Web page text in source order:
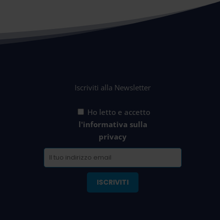
Iscriviti alla Newsletter
Ho letto e accetto
l'informativa sulla
privacy